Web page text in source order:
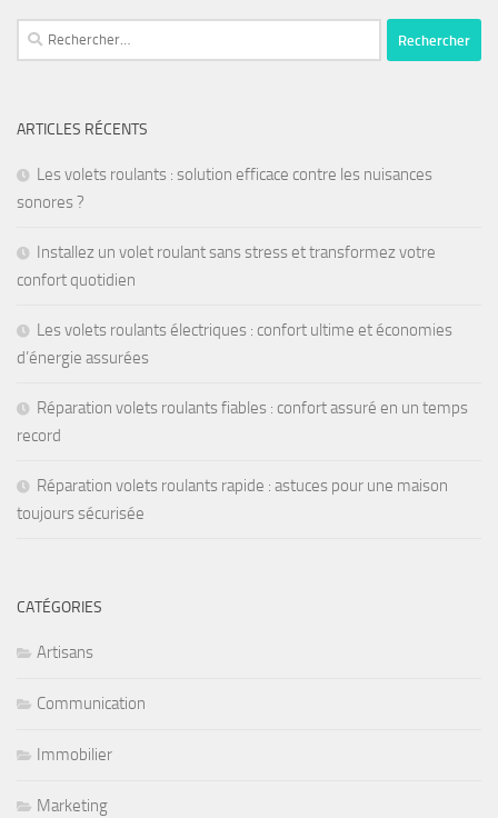
ARTICLES RÉCENTS
Les volets roulants : solution efficace contre les nuisances
sonores ?
Installez un volet roulant sans stress et transformez votre
confort quotidien
Les volets roulants électriques : confort ultime et économies
d’énergie assurées
Réparation volets roulants fiables : confort assuré en un temps
record
Réparation volets roulants rapide : astuces pour une maison
toujours sécurisée
CATÉGORIES
Artisans
Communication
Immobilier
Marketing